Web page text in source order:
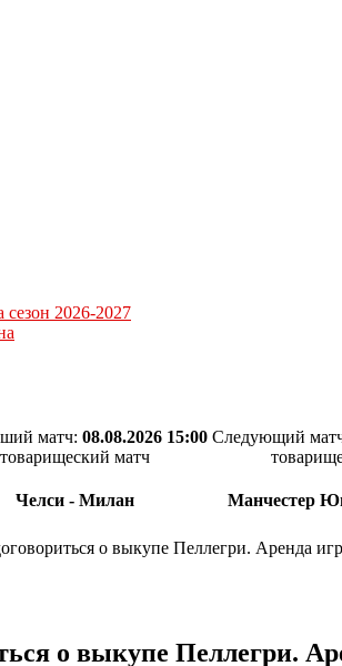
2026-2027
матч: 08.08.2026 15:00
товарищеский матч
Челси - Милан
Следующий
Манчестер
о выкупе Пеллегри. Аренда
о выкупе Пеллегри.